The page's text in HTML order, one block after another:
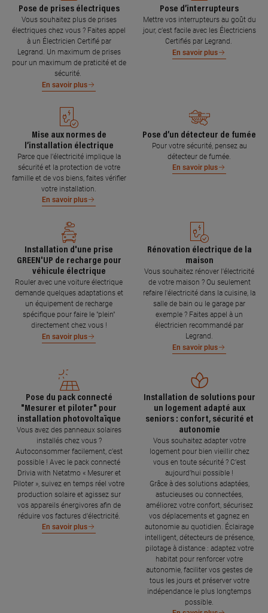
Pose de prises électriques
Vous souhaitez plus de prises
électriques chez vous ? Faites appel
à un Électricien Certifié par
Legrand. Un maximum de prises
pour un maximum de praticité et de
sécurité.
En savoir plus
Pose d’interrupteurs
Mettre vos interrupteurs au goût du
jour, c’est facile avec les Électriciens
Certifiés par Legrand.
En savoir plus
Mise aux normes de
l’installation électrique
Parce que l’électricité implique la
sécurité et la protection de votre
famille et de vos biens, faites vérifier
votre installation.
En savoir plus
Pose d’un détecteur de fumée
Pour votre sécurité, pensez au
détecteur de fumée.
En savoir plus
Installation d'une prise
GREEN'UP de recharge pour
véhicule électrique
Rouler avec une voiture électrique
demande quelques adaptations et
un équipement de recharge
spécifique pour faire le "plein"
directement chez vous !
En savoir plus
Rénovation électrique de la
maison
Vous souhaitez rénover l'électricité
de votre maison ? Ou seulement
refaire l'électricité dans la cuisine, la
salle de bain ou le garage par
exemple ? Faites appel à un
électricien recommandé par
Legrand.
En savoir plus
Pose du pack connecté
"Mesurer et piloter" pour
installation photovoltaïque
Vous avez des panneaux solaires
installés chez vous ?
Autoconsommer facilement, c’est
possible ! Avec le pack connecté
Drivia with Netatmo « Mesurer et
Piloter », suivez en temps réel votre
production solaire et agissez sur
vos appareils énergivores afin de
réduire vos factures d’électricité.
En savoir plus
Installation de solutions pour
un logement adapté aux
seniors : confort, sécurité et
autonomie
Vous souhaitez adapter votre
logement pour bien vieillir chez
vous en toute sécurité ? C’est
aujourd’hui possible !
Grâce à des solutions adaptées,
astucieuses ou connectées,
améliorez votre confort, sécurisez
vos déplacements et gagnez en
autonomie au quotidien. Éclairage
intelligent, détecteurs de présence,
pilotage à distance : adaptez votre
habitat pour renforcer votre
autonomie, faciliter vos gestes de
tous les jours et préserver votre
indépendance le plus longtemps
possible.